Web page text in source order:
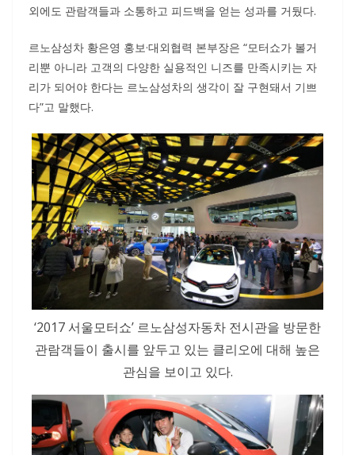
외에도 관람객들과 소통하고 피드백을 얻는 성과를 거뒀다.
르노삼성차 황은영 홍보·대외협력 본부장은 “모터쇼가 볼거
리뿐 아니라 고객의 다양한 실용적인 니즈를 만족시키는 자
리가 되어야 한다는 르노삼성차의 생각이 잘 구현돼서 기쁘
다”고 말했다.
‘2017 서울모터쇼’ 르노삼성자동차 전시관을 방문한
관람객들이 출시를 앞두고 있는 클리오에 대해 높은
관심을 보이고 있다.